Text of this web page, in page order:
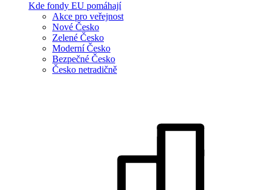
Kde fondy EU pomáhají
Akce pro veřejnost
Nové Česko
Zelené Česko
Moderní Česko
Bezpečné Česko
Česko netradičně